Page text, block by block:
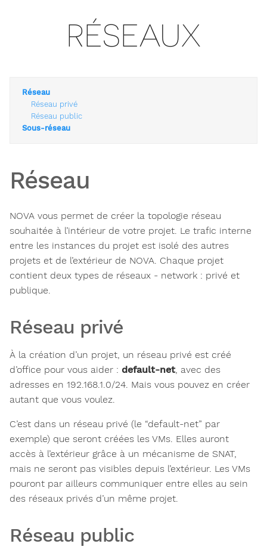
RÉSEAUX
Réseau
Réseau privé
Réseau public
Sous-réseau
Réseau
NOVA vous permet de créer la topologie réseau
souhaitée à l’intérieur de votre projet. Le trafic interne
entre les instances du projet est isolé des autres
projets et de l’extérieur de NOVA. Chaque projet
contient deux types de réseaux - network : privé et
publique.
Réseau privé
À la création d’un projet, un réseau privé est créé
d’office pour vous aider : default-net , avec des
adresses en 192.168.1.0/24. Mais vous pouvez en créer
autant que vous voulez.
C’est dans un réseau privé (le “default-net” par
exemple) que seront créées les VMs. Elles auront
accès à l’extérieur grâce à un mécanisme de SNAT,
mais ne seront pas visibles depuis l’extérieur. Les VMs
pouront par ailleurs communiquer entre elles au sein
des réseaux privés d’un même projet.
Réseau public